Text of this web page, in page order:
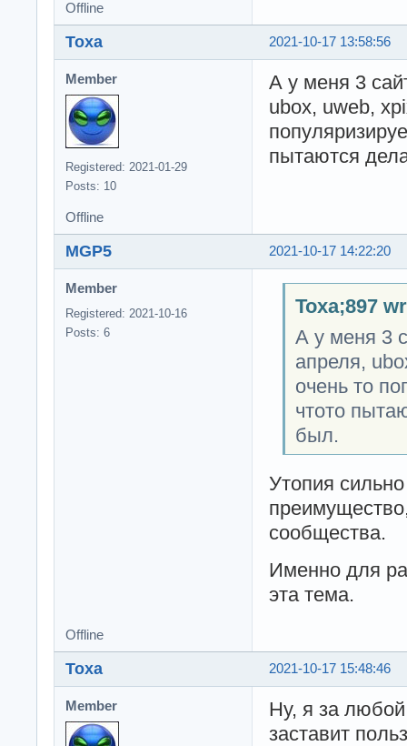
Offline
2021-10-17 13:58:56
Toxa
Member
Registered: 2021-01-29
Posts: 10
А у меня 3
ubox, uweb,
пытаются
Offline
2021-10-17 14:22:20
MGP5
Member
Registered: 2021-10-16
Posts: 6
Toxa;897
А у меня 3
апреля,
очень то
чтото
был.
Утопия
сообщества.
Именно для
эта тема.
Offline
2021-10-17 15:48:46
Toxa
Member
Ну, я за
заставит